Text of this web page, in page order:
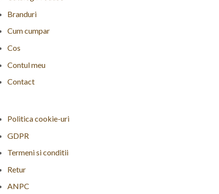
Branduri
Cum cumpar
Cos
Contul meu
Contact
Politica cookie-uri
GDPR
Termeni si conditii
Retur
ANPC